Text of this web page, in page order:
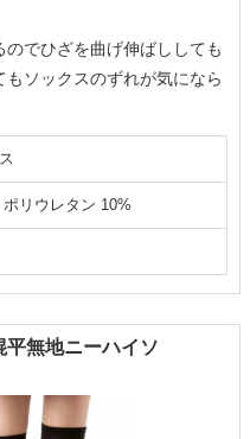
でひざを曲げ伸ばししても
ソックスのずれが気になら
リウレタン 10%
平無地ニーハイソ